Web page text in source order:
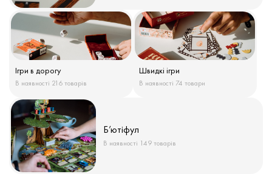
Ігри в дорогу
В наявності 216 товарів
Швидкі ігри
В наявності 74 товари
Б’ютіфул
В наявності 149 товарів